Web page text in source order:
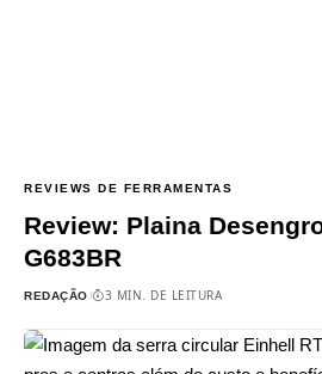
REVIEWS DE FERRAMENTAS
Review: Plaina
G683BR
REDAÇÃO 3 MIN. DE LEITURA